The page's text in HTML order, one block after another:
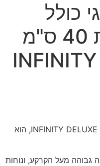
כולל
משאבה נטענת 40 ס"מ
מזרון מתנפח זוגי 40 ס"מ INFINITY DELUXE AIR BED, הוא
גבוהה מעל הקרקע, ונוחות